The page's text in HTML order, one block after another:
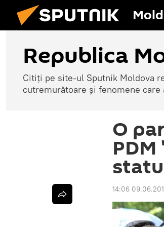
Republica
Citiți pe site-ul Sputnik Moldova
cutremurătoare și fenomene
O
14:06